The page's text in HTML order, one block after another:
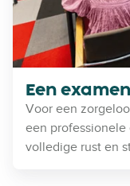
Een
Voor een
een professionele
volledige rust en
n
z
a